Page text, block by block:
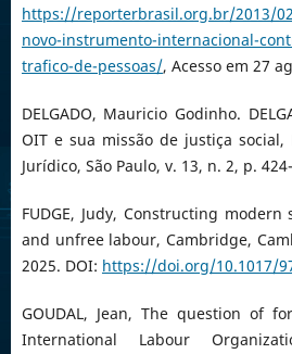
https://reporterbrasil.org.br/2013/
novo-instrumento-internacional-
trafico-de-pessoas/, Acesso em 27
DELGADO, Mauricio Godinho.
OIT e sua missão de justiça social,
Jurídico, São Paulo, v. 13, n. 2, p.
FUDGE, Judy, Constructing
and unfree labour, Cambridge,
2025. DOI: https://doi.org/10.1017/
GOUDAL, Jean, The question of
International Labour